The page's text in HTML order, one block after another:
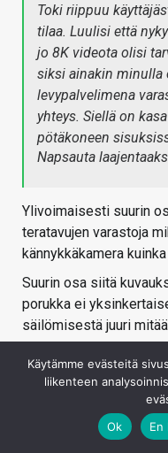
Toki riippuu
tilaa. Luulisi että
jo 8K videota olisi
siksi ainakin minulla
levypalvelimena
yhteys. Siellä on
pötäkoneen
Napsauta
Ylivoimaisesti suurin
teratavujen varastoja
kännykkäkamera
Suurin osa siitä
porukka ei
säilömisestä juuri
kuin 8TB HDD tilasta.
Oman datani arvo on
jakautunutta jossa
Käytämme evästeitä
liikenteen
Ok
En